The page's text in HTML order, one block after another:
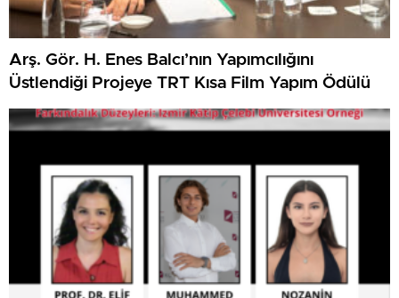
Arş. Gör. H. Enes Balcı’nın Yapımcılığını
Üstlendiği Projeye TRT Kısa Film Yapım Ödülü